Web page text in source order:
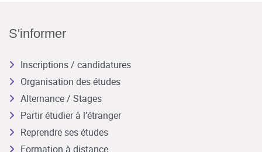
S'informer
Inscriptions / candidatures
Organisation des études
Alternance / Stages
Partir étudier à l’étranger
Reprendre ses études
Formation à distance